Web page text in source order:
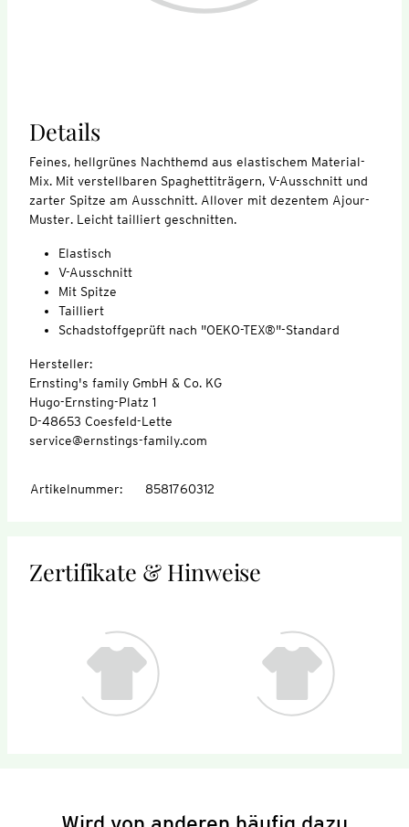
Details
Feines, hellgrünes Nachthemd aus elastischem Material-
Mix. Mit verstellbaren Spaghettiträgern, V-Ausschnitt und
zarter Spitze am Ausschnitt. Allover mit dezentem Ajour-
Muster. Leicht tailliert geschnitten.
Elastisch
V-Ausschnitt
Mit Spitze
Tailliert
Schadstoffgeprüft nach "OEKO-TEX®"-Standard
Hersteller:
Ernsting's family GmbH & Co. KG
Hugo-Ernsting-Platz 1
D-48653 Coesfeld-Lette
service@ernstings-family.com
Artikelnummer: 8581760312
Zertifikate & Hinweise